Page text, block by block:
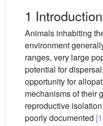
1 Introduction
Animals inhabiting
environment
ranges, very large
potential for
opportunity for
mechanisms of their
reproductive
poorly documented